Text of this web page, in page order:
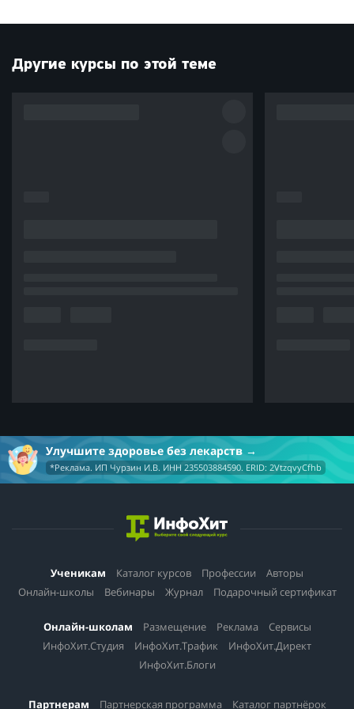
Другие курсы по этой теме
Улучшите здоровье без лекарств
*Реклама. ИП Чурзин И.В. ИНН 235503884590. ERID: 2VtzqvyCfhb
Ученикам Каталог курсов Профессии
Авторы
Онлайн-школы
Вебинары Журнал Подарочный сертификат
Онлайн-школам Размещение Реклама
Сервисы
ИнфоХит.Студия
ИнфоХит.Трафик
ИнфоХит.Директ
ИнфоХит.Блоги
Партнерам Партнерская программа Каталог партнёрок